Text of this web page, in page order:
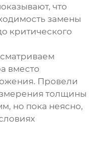
что
замены
критического
вместо
Провели
толщины
но пока неясно,